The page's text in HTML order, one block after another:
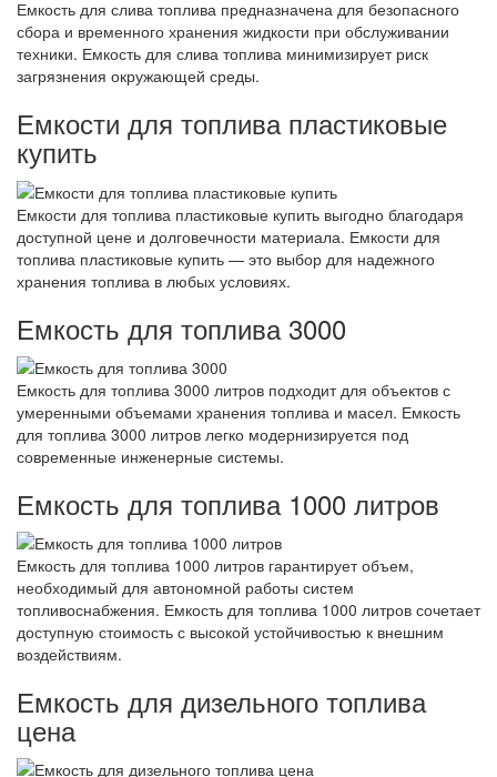
Емкость для слива топлива предназначена для безопасного
сбора и временного хранения жидкости при обслуживании
техники. Емкость для слива топлива минимизирует риск
загрязнения окружающей среды.
Емкости для топлива пластиковые
купить
Емкости для топлива пластиковые купить выгодно благодаря
доступной цене и долговечности материала. Емкости для
топлива пластиковые купить — это выбор для надежного
хранения топлива в любых условиях.
Емкость для топлива 3000
Емкость для топлива 3000 литров подходит для объектов с
умеренными объемами хранения топлива и масел. Емкость
для топлива 3000 литров легко модернизируется под
современные инженерные системы.
Емкость для топлива 1000 литров
Емкость для топлива 1000 литров гарантирует объем,
необходимый для автономной работы систем
топливоснабжения. Емкость для топлива 1000 литров сочетает
доступную стоимость с высокой устойчивостью к внешним
воздействиям.
Емкость для дизельного топлива
цена